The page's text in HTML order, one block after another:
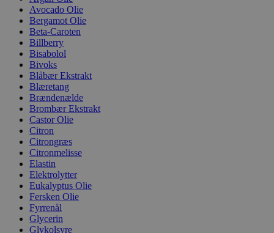
Avocado Olie
Bergamot Olie
Beta-Caroten
Billberry
Bisabolol
Bivoks
Blåbær Ekstrakt
Blæretang
Brændenælde
Brombær Ekstrakt
Castor Olie
Citron
Citrongræs
Citronmelisse
Elastin
Elektrolytter
Eukalyptus Olie
Fersken Olie
Fyrrenål
Glycerin
Glykolsyre